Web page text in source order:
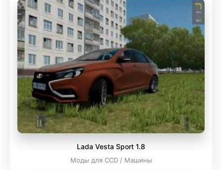
Lada Vesta Sport 1.8
Моды для CCD / Машины